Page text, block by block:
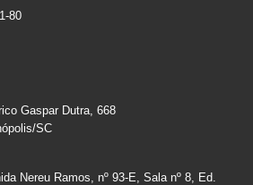
80
Gaspar Dutra, 668
SC
Nereu Ramos, nº 93-E, Sala nº 8, Ed.